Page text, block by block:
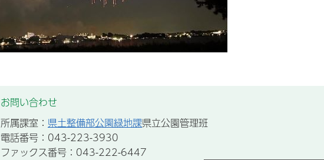
お問い合わせ
所属課室： 県土整備部公園緑地課県立公園管理班
電話番号：043-223-3930
ファックス番号：043-222-6447